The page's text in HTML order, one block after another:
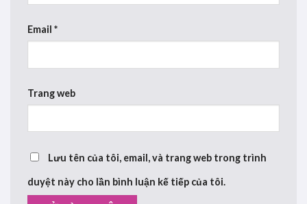
Email *
Trang web
Lưu tên của tôi, email, và trang web trong trình
duyệt này cho lần bình luận kế tiếp của tôi.